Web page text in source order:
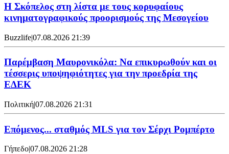
Η Σκόπελος στη λίστα με τους κορυφαίους
κινηματογραφικούς προορισμούς της Μεσογείου
Buzzlife|07.08.2026 21:39
Παρέμβαση Μαυρονικόλα: Να επικυρωθούν και οι
τέσσερις υποψηφιότητες για την προεδρία της
ΕΔΕΚ
Πολιτική|07.08.2026 21:31
Επόμενος... σταθμός MLS για τον Σέρχι Ρομπέρτο
Γήπεδο|07.08.2026 21:28